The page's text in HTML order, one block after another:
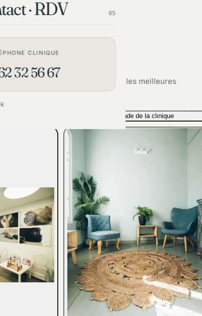
· RDV 05
CLINIQUE
32 56 67
pour eux.
pour accueillir vos animaux dans les meilleures
et équipements de pointe.
20 av. du Président Mitterrand, Saint-Pierre